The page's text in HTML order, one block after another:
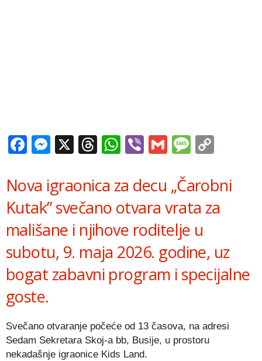
Facebook
Messenger
X Threads
WhatsApp
ViberGmail
Nova igraonica za decu „Čarobni
Kutak” svečano otvara vrata za
mališane i njihove roditelje u
subotu, 9. maja 2026. godine, uz
bogat zabavni program i specijalne
goste.
Svečano otvaranje počeće od 13 časova, na adresi
Sedam Sekretara Skoj-a bb, Busije, u prostoru
nekadašnje igraonice Kids Land.